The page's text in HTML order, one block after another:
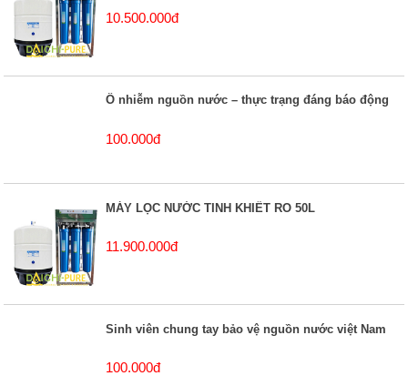
10.500.000đ
Ô nhiễm nguồn nước – thực trạng đáng báo động
100.000đ
MÁY LỌC NƯỚC TINH KHIẾT RO 50L
11.900.000đ
Sinh viên chung tay bảo vệ nguồn nước việt Nam
100.000đ